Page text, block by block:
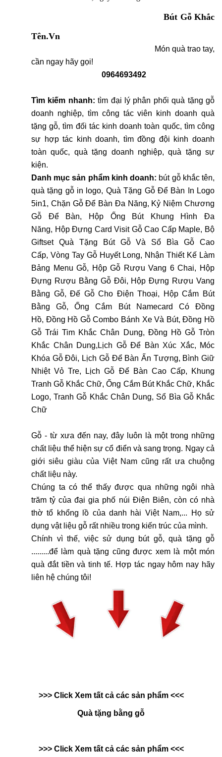
Bút Gỗ Khắc
Tên.Vn
Món quà trao tay,
cần ngay hãy gọi!
0964693492
Tìm kiếm nhanh:tìm đại lý phân phối quà tặng gỗ
doanh nghiệp, tìm công tác viên kinh doanh quà
tặng gỗ, tìm đối tác kinh doanh toàn quốc, tìm công
sự hợp tác kinh doanh, tìm đồng đội kinh doanh
toàn quốc, quà tặng doanh nghiệp, quà tặng sự
kiện.
Danh mục sản phẩm kinh doanh: bút gỗ khắc tên,
quà tặng gỗ in logo, Quà Tặng Gỗ Để Bàn In Logo
5in1, Chặn Gỗ Để Bàn Đa Năng, Kỷ Niệm Chương
Gỗ Để Bàn,
Hộp Ống Bút Khung Hình Đa
Năng, Hộp Đựng Card Visit Gỗ Cao Cấp Maple, Bộ
Giftset Quà Tặng Bút Gỗ Và Sổ Bìa Gỗ Cao
Cấp, Vòng Tay Gỗ Huyết Long, Nhận Thiết Kế Làm
Bảng Menu Gỗ, Hộp Gỗ Rượu Vang 6 Chai, Hộp
Đựng Rượu Bằng Gỗ Đôi, Hộp Đựng Rượu Vang
Bằng Gỗ,Đế Gỗ Cho Điện Thoại,
Hộp Cắm Bút
Bằng Gỗ,Ống Cắm Bút Namecard Có Đồng
Hồ, Đồng Hồ Gỗ Combo Bánh Xe Và Bút,Đồng Hồ
Gỗ Trái Tim Khắc Chân Dung, Đồng Hồ Gỗ Tròn
Khắc Chân Dung, Lịch Gỗ Để Bàn Xúc Xắc, Móc
Khóa Gỗ Đôi, Lịch Gỗ Để Bàn Ấn Tượng, Bình Giữ
Nhiệt Vỏ Tre, Lịch Gỗ Để Bàn Cao Cấp,
Khung
Tranh Gỗ Khắc Chữ,Ống Cắm Bút Khắc Chữ, Khắc
Logo,Tranh Gỗ Khắc Chân Dung, Sổ Bìa Gỗ Khắc
Chữ
Gỗ - từ xưa đến nay, đây luôn là một trong những
chất liệu thể hiện sự cổ điển và sang trọng. Ngay cả
giới siêu giàu của Việt Nam cũng rất ưa chuộng
chất liệu này.
Chúng ta có thể thấy được qua những ngôi nhà
trăm tỷ của đại gia phố núi Điện Biên, còn có nhà
thờ tổ khổng lồ của danh hài Việt Nam,... Họ sử
dụng vật liệu gỗ rất nhiều trong kiến trúc của mình.
Chính vì thế, việc sử dụng bút gỗ, quà tặng gỗ
.........để làm quà tặng cũng được xem là một món
quà đắt tiền và tinh tế. Hợp tác ngay hôm nay hãy
liên hệ chúng tôi!
>>> Click Xem tất cả các sản phẩm <<<
Quà tặng bằng gỗ
>>> Click Xem tất cả các sản phẩm <<<